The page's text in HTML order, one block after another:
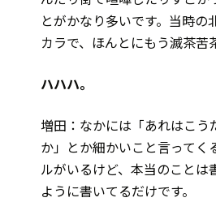
とがかなり多いです。当時の
カラで、ほんとにもう滅茶苦
――ハハハ。
増田：なかには「あれはこう
か」とか細かいこと言ってく
ルがいるけど、本当のことは
ように書いてるだけです。